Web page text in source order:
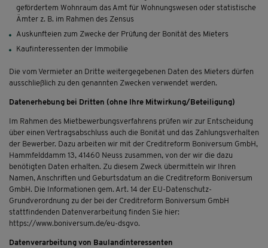
gefördertem Wohnraum das Amt für Wohnungswesen oder statistische
Ämter z. B. im Rahmen des Zensus
Auskunfteien zum Zwecke der Prüfung der Bonität des Mieters
Kaufinteressenten der Immobilie
Die vom Vermieter an Dritte weitergegebenen Daten des Mieters dürfen
ausschließlich zu den genannten Zwecken verwendet werden.
Datenerhebung bei Dritten (ohne Ihre Mitwirkung/Beteiligung)
Im Rahmen des Mietbewerbungsverfahrens prüfen wir zur Entscheidung
über einen Vertragsabschluss auch die Bonität und das Zahlungsverhalten
der Bewerber. Dazu arbeiten wir mit der Creditreform Boniversum GmbH,
Hammfelddamm 13, 41460 Neuss zusammen, von der wir die dazu
benötigten Daten erhalten. Zu diesem Zweck übermitteln wir Ihren
Namen, Anschriften und Geburtsdatum an die Creditreform Boniversum
GmbH. Die Informationen gem. Art. 14 der EU-Datenschutz-
Grundverordnung zu der bei der Creditreform Boniversum GmbH
stattfindenden Datenverarbeitung finden Sie hier:
https://www.boniversum.de/eu-dsgvo.
Datenverarbeitung von Baulandinteressenten